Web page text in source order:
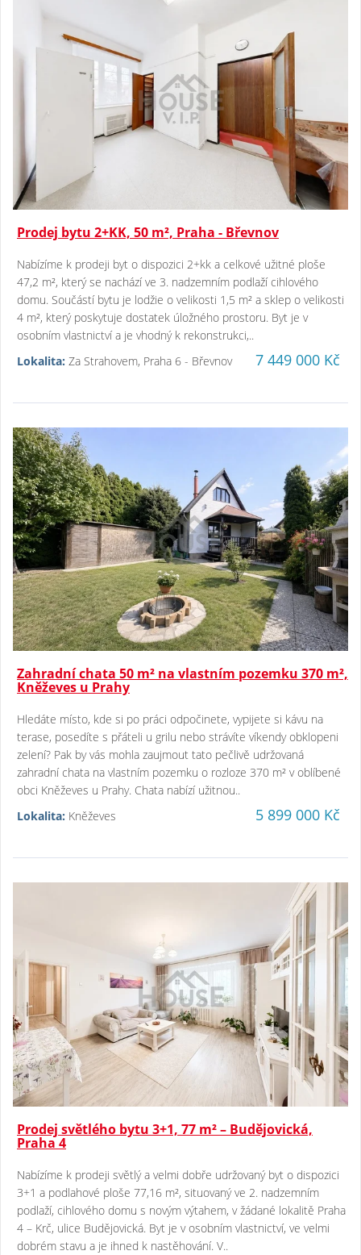
Prodej bytu 2+KK, 50 m², Praha - Břevnov
Nabízíme k prodeji byt o dispozici 2+kk a celkové užitné ploše
47,2 m², který se nachází ve 3. nadzemním podlaží cihlového
domu. Součástí bytu je lodžie o velikosti 1,5 m² a sklep o velikosti
4 m², který poskytuje dostatek úložného prostoru. Byt je v
osobním vlastnictví a je vhodný k rekonstrukci,..
Lokalita: Za Strahovem, Praha 6 - Břevnov 7 449 000 Kč
Zahradní chata 50 m² na vlastním pozemku 370 m²,
Kněževes u Prahy
Hledáte místo, kde si po práci odpočinete, vypijete si kávu na
terase, posedíte s přáteli u grilu nebo strávíte víkendy obklopeni
zelení? Pak by vás mohla zaujmout tato pečlivě udržovaná
zahradní chata na vlastním pozemku o rozloze 370 m² v oblíbené
obci Kněževes u Prahy. Chata nabízí užitnou..
Lokalita: Kněževes 5 899 000 Kč
Prodej světlého bytu 3+1, 77 m² – Budějovická,
Praha 4
Nabízíme k prodeji světlý a velmi dobře udržovaný byt o dispozici
3+1 a podlahové ploše 77,16 m², situovaný ve 2. nadzemním
podlaží, cihlového domu s novým výtahem, v žádané lokalitě Praha
4 – Krč, ulice Budějovická. Byt je v osobním vlastnictví, ve velmi
dobrém stavu a je ihned k nastěhování. V..